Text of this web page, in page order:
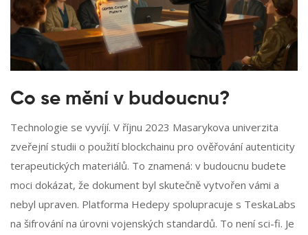
Co se mění v budoucnu?
Technologie se vyvíjí. V říjnu 2023 Masarykova univerzita
zveřejní studii o použití blockchainu pro ověřování autenticity
terapeutických materiálů. To znamená: v budoucnu budete
moci dokázat, že dokument byl skutečně vytvořen vámi a
nebyl upraven. Platforma Hedepy spolupracuje s TeskaLabs
na šifrování na úrovni vojenských standardů. To není sci-fi. Je